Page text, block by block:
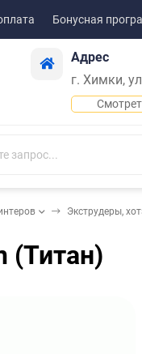
Бонусная
Адрес
г. Химки,
Экструдеры,
(Титан)